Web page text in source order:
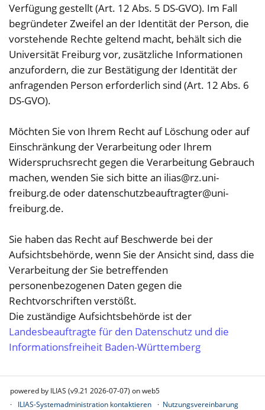
Verfügung gestellt (Art. 12 Abs. 5 DS-GVO). Im Fall
begründeter Zweifel an der Identität der Person, die
vorstehende Rechte geltend macht, behält sich die
Universität Freiburg vor, zusätzliche Informationen
anzufordern, die zur Bestätigung der Identität der
anfragenden Person erforderlich sind (Art. 12 Abs. 6
DS-GVO).
Möchten Sie von Ihrem Recht auf Löschung oder auf
Einschränkung der Verarbeitung oder Ihrem
Widerspruchsrecht gegen die Verarbeitung Gebrauch
machen, wenden Sie sich bitte an ilias@rz.uni-
freiburg.de oder datenschutzbeauftragter@uni-
freiburg.de.
Sie haben das Recht auf Beschwerde bei der
Aufsichtsbehörde, wenn Sie der Ansicht sind, dass die
Verarbeitung der Sie betreffenden
personenbezogenen Daten gegen die
Rechtvorschriften verstößt.
Die zuständige Aufsichtsbehörde ist der
Landesbeauftragte für den Datenschutz und die
Informationsfreiheit Baden-Württemberg
powered by ILIAS (v9.21 2026-07-07) on web5
ILIAS-Systemadministration kontaktieren
Nutzungsvereinbarung